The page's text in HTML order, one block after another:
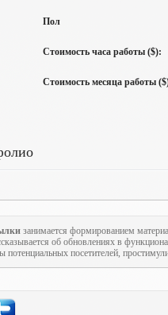
Пол
Стоимость часа работы ($):
Стоимость месяца работы
занимается формированием
об обновлениях в
потенциальных посетителей,